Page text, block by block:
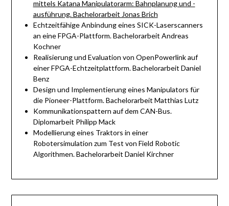
mittels Katana Manipulatorarm: Bahnplanung und -
ausführung. Bachelorarbeit Jonas Brich
Echtzeitfähige Anbindung eines SICK-Laserscanners
an eine FPGA-Plattform. Bachelorarbeit Andreas
Kochner
Realisierung und Evaluation von OpenPowerlink auf
einer FPGA-Echtzeitplattform. Bachelorarbeit Daniel
Benz
Design und Implementierung eines Manipulators für
die Pioneer-Plattform. Bachelorarbeit Matthias Lutz
Kommunikationspattern auf dem CAN-Bus.
Diplomarbeit Philipp Mack
Modellierung eines Traktors in einer
Robotersimulation zum Test von Field Robotic
Algorithmen. Bachelorarbeit Daniel Kirchner